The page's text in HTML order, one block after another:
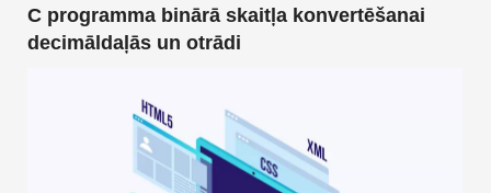
C programma binārā skaitļa konvertēšanai
decimāldaļās un otrādi